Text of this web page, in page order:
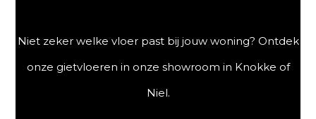
Niet zeker welke vloer past bij jouw woning? Ontdek
onze gietvloeren in onze showroom in Knokke of
Niel.